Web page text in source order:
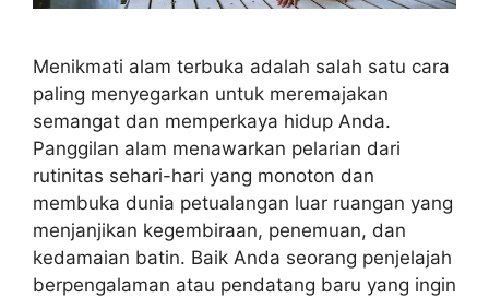
Menikmati alam terbuka adalah salah satu cara
paling menyegarkan untuk meremajakan
semangat dan memperkaya hidup Anda.
Panggilan alam menawarkan pelarian dari
rutinitas sehari-hari yang monoton dan
membuka dunia petualangan luar ruangan yang
menjanjikan kegembiraan, penemuan, dan
kedamaian batin. Baik Anda seorang penjelajah
berpengalaman atau pendatang baru yang ingin